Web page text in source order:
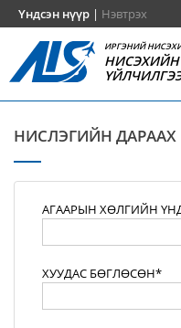
Үндсэн нүүр | Нэвтрэх
ИРГЭНИЙ
НИСЛЭГИЙН ДАРААХ
АГААРЫН ХӨЛГИЙН
ХУУДАС БӨГЛӨСӨН*